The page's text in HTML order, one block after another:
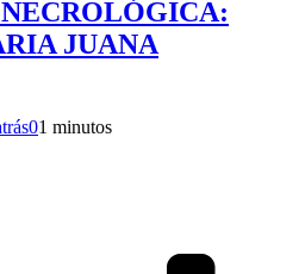
JUANA
01 minutos